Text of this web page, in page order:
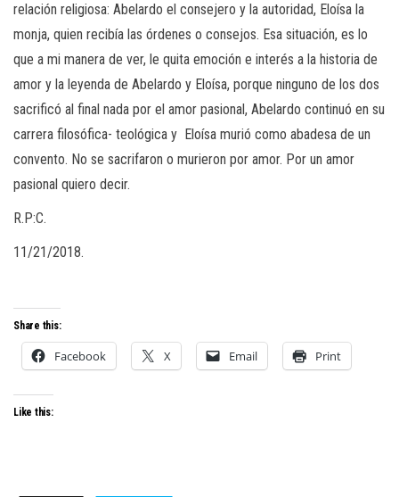
relación religiosa: Abelardo el consejero y la autoridad, Eloísa la
monja, quien recibía las órdenes o consejos. Esa situación, es lo
que a mi manera de ver, le quita emoción e interés a la historia de
amor y la leyenda de Abelardo y Eloísa, porque ninguno de los dos
sacrificó al final nada por el amor pasional, Abelardo continuó en su
carrera filosófica- teológica y Eloísa murió como abadesa de un
convento. No se sacrifaron o murieron por amor. Por un amor
pasional quiero decir.
R.P:C.
11/21/2018.
Share this:
Facebook X Email Print
Like this: